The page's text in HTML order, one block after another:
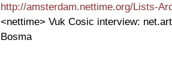
http://amsterdam.nettime.org/Lists-
<nettime> Vuk Cosic interview:
Bosma